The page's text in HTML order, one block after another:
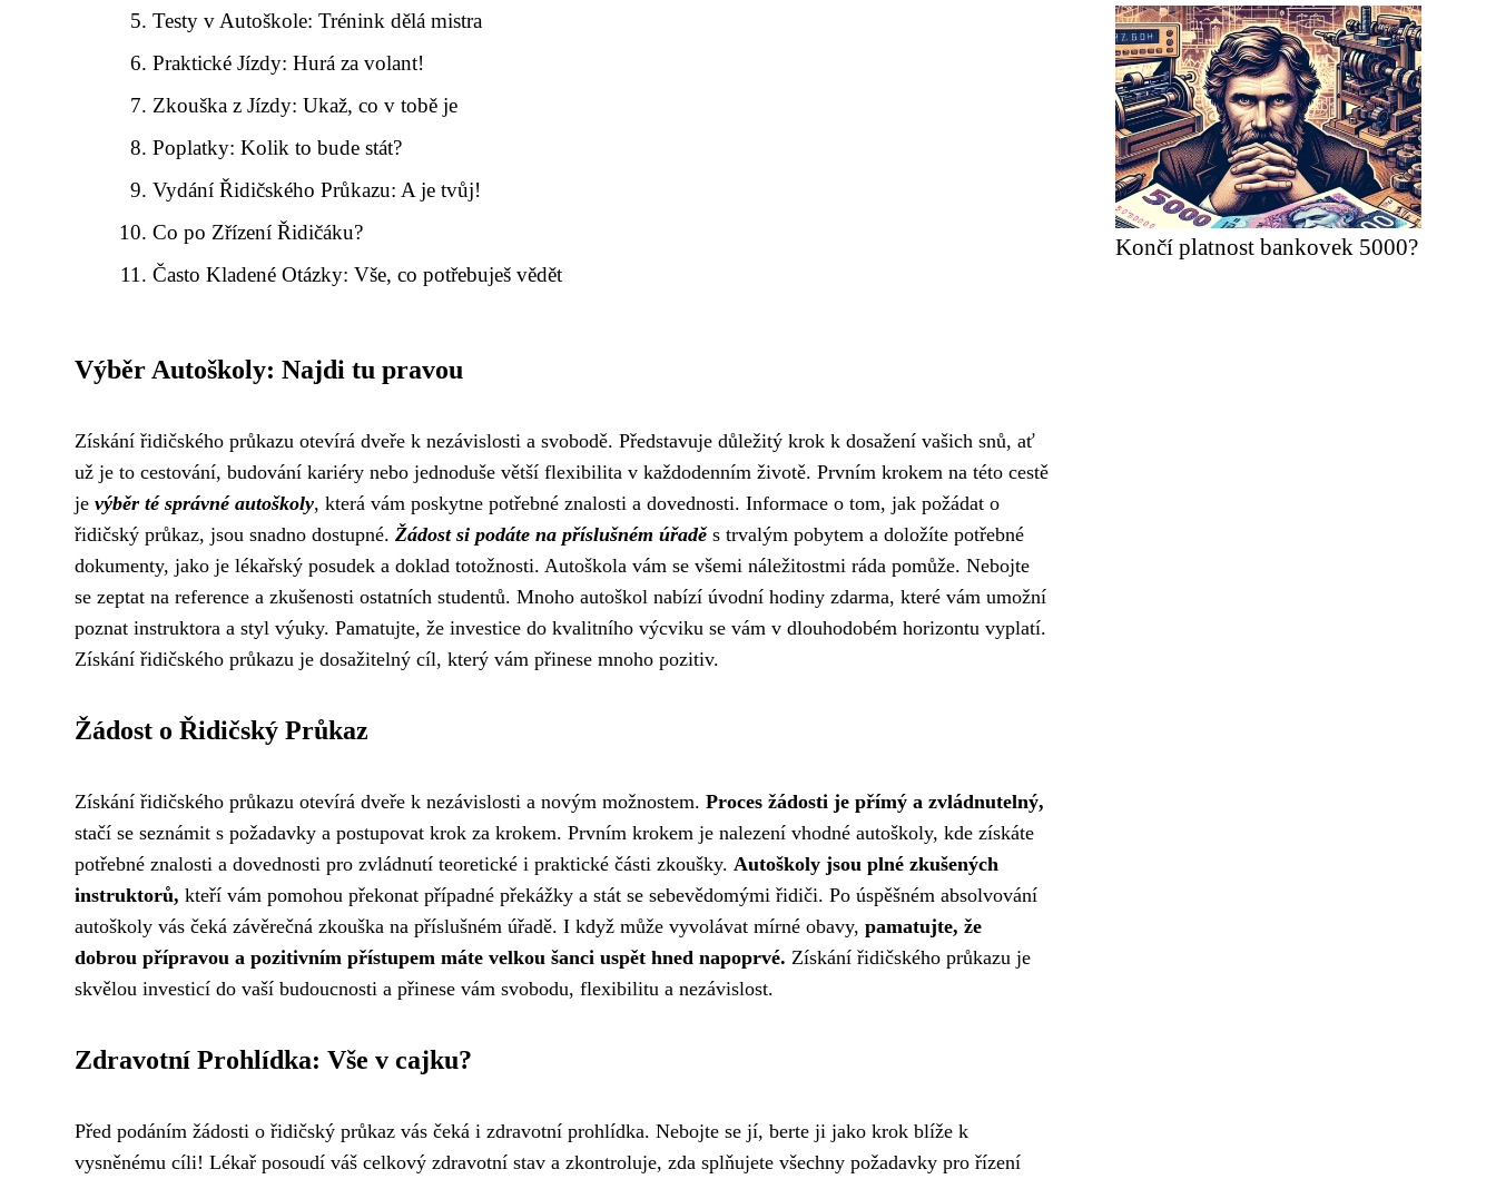
Testy v Autoškole: Trénink dělá mistra
Praktické Jízdy: Hurá za volant!
Zkouška z Jízdy: Ukaž, co v tobě je
Poplatky: Kolik to bude stát?
Vydání Řidičského Průkazu: A je tvůj!
Co po Zřízení Řidičáku?
Často Kladené Otázky: Vše, co potřebuješ vědět
Výběr Autoškoly: Najdi tu pravou
Získání řidičského průkazu otevírá dveře k nezávislosti a svobodě. Představuje důležitý krok k dosažení vašich snů, ať
už je to cestování, budování kariéry nebo jednoduše větší flexibilita v každodenním životě. Prvním krokem na této cestě
je výběr té správné autoškoly, která vám poskytne potřebné znalosti a dovednosti. Informace o tom, jak požádat o
řidičský průkaz, jsou snadno dostupné. Žádost si podáte na příslušném úřaděs trvalým pobytem a doložíte potřebné
dokumenty, jako je lékařský posudek a doklad totožnosti. Autoškola vám se všemi náležitostmi ráda pomůže. Nebojte
se zeptat na reference a zkušenosti ostatních studentů. Mnoho autoškol nabízí úvodní hodiny zdarma, které vám umožní
poznat instruktora a styl výuky. Pamatujte, že investice do kvalitního výcviku se vám v dlouhodobém horizontu vyplatí.
Získání řidičského průkazu je dosažitelný cíl, který vám přinese mnoho pozitiv.
Žádost o Řidičský Průkaz
Získání řidičského průkazu otevírá dveře k nezávislosti a novým možnostem. Proces žádosti je přímý a zvládnutelný,
stačí se seznámit s požadavky a postupovat krok za krokem. Prvním krokem je nalezení vhodné autoškoly, kde získáte
potřebné znalosti a dovednosti pro zvládnutí teoretické i praktické části zkoušky. Autoškoly jsou plné zkušených
instruktorů, kteří vám pomohou překonat případné překážky a stát se sebevědomými řidiči. Po úspěšném absolvování
autoškoly vás čeká závěrečná zkouška na příslušném úřadě. I když může vyvolávat mírné obavy, pamatujte, že
dobrou přípravou a pozitivním přístupem máte velkou šanci uspět hned napoprvé. Získání řidičského průkazu je
skvělou investicí do vaší budoucnosti a přinese vám svobodu, flexibilitu a nezávislost.
Zdravotní Prohlídka: Vše v cajku?
Před podáním žádosti o řidičský průkaz vás čeká i zdravotní prohlídka. Nebojte se jí, berte ji jako krok blíže k
vysněnému cíli! Lékař posoudí váš celkový zdravotní stav a zkontroluje, zda splňujete všechny požadavky pro řízení
Končí platnost bankovek 5000?